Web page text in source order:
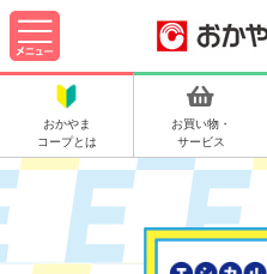
おかやま
コープとは
お買い物・
サービス